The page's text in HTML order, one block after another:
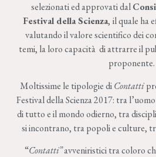
selezionati ed approvati dal
Festival della Scienza, il quale ha
valutando il valore scientifico dei
temi, la loro capacità di attrarre il
proponente.
Moltissime le tipologie diContatti
Festival della Scienza 2017: tra
di tutto e il mondo odierno, tra
si incontrano, tra popoli e culture,
“Contatti”avveniristici tra coloro